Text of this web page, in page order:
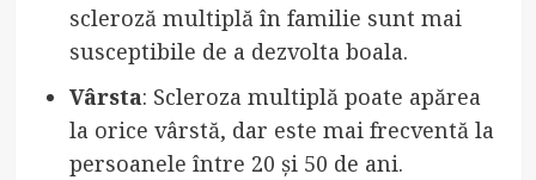
scleroză multiplă în familie sunt mai
susceptibile de a dezvolta boala.
Vârsta: Scleroza multiplă poate apărea
la orice vârstă, dar este mai frecventă la
persoanele între 20 și 50 de ani.